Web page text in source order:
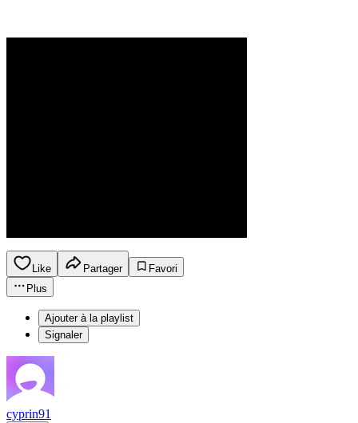
Like Partager
Favori
Plus
Ajouter à la playlist
Signaler
cyprin91